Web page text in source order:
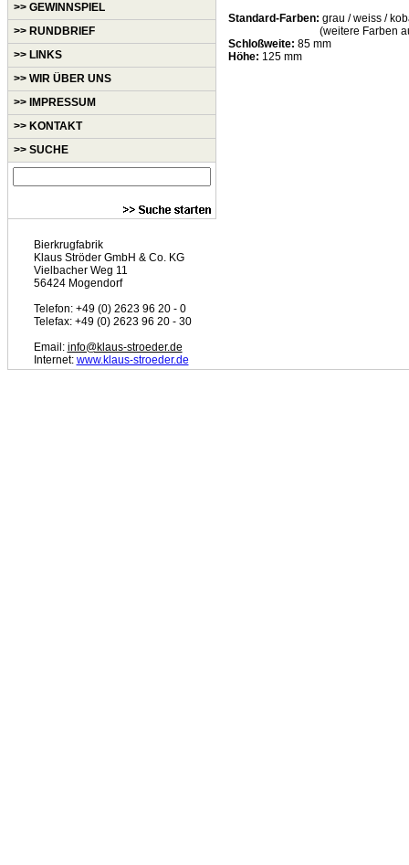
>> GEWINNSPIEL
>> RUNDBRIEF
>> LINKS
>> WIR ÜBER UNS
>> IMPRESSUM
>> KONTAKT
>> SUCHE
Bierkrugfabrik
Klaus Ströder GmbH & Co. KG
Vielbacher Weg 11
56424 Mogendorf
Telefon: +49 (0) 2623 96 20 - 0
Telefax: +49 (0) 2623 96 20 - 30
Email: info@klaus-stroeder.de
Internet: www.klaus-stroeder.de
Standard-Farben: grau / weiss /
(weitere Farben
Schloßweite: 85 mm
Höhe: 125 mm